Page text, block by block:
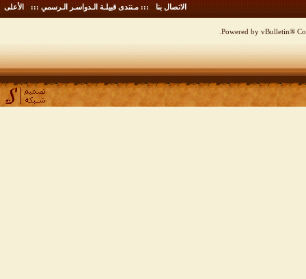
الاتصال بنا - ::: مـنتدى قبيلـة الـدواسـر الـرسمي ::: - الأعلى
Powered by vBulletin®